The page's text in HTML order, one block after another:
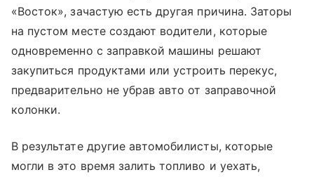
«Восток», зачастую есть другая причина. Заторы
на пустом месте создают водители, которые
одновременно с заправкой машины решают
закупиться продуктами или устроить перекус,
предварительно не убрав авто от заправочной
колонки.
В результате другие автомобилисты, которые
могли в это время залить топливо и уехать,